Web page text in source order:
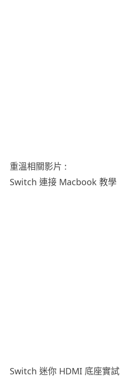
重溫相關影片 :
Switch 連接 Macbook 教學
Switch 迷你 HDMI 底座實試